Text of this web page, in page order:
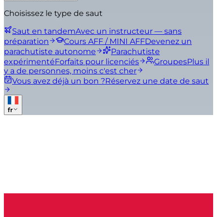
Choisissez le type de saut
Saut en tandemAvec un instructeur — sans
préparation
Cours AFF / MINI AFFDevenez un
parachutiste autonome
Parachutiste
expérimentéForfaits pour licenciés GroupesPlus il
y a de personnes, moins c'est cher
Vous avez déjà un bon ?Réservez une date de saut
fr